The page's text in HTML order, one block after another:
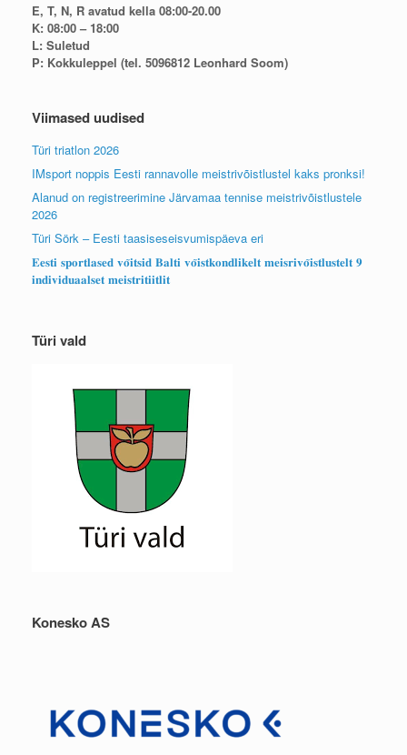
E, T, N, R avatud kella 08:00-20.00
K: 08:00 – 18:00
L: Suletud
P: Kokkuleppel (tel. 5096812 Leonhard Soom)
Viimased uudised
Türi triatlon 2026
IMsport noppis Eesti rannavolle meistrivõistlustel kaks pronksi!
Alanud on registreerimine Järvamaa tennise meistrivõistlustele
2026
Türi Sörk – Eesti taasiseseisvumispäeva eri
𝐄𝐞𝐬𝐭𝐢 𝐬𝐩𝐨𝐫𝐭𝐥𝐚𝐬𝐞𝐝 𝐯𝐨̃𝐢𝐭𝐬𝐢𝐝 𝐁𝐚𝐥𝐭𝐢 𝐯𝐨̃𝐢𝐬𝐭𝐤𝐨𝐧𝐝𝐥𝐢𝐤𝐞𝐥𝐭 𝐦𝐞𝐢𝐬𝐫𝐢𝐯𝐨̃𝐢𝐬𝐭𝐥𝐮𝐬𝐭𝐞𝐥𝐭 𝟗
𝐢𝐧𝐝𝐢𝐯𝐢𝐝𝐮𝐚𝐚𝐥𝐬𝐞𝐭 𝐦𝐞𝐢𝐬𝐭𝐫𝐢𝐭𝐢𝐢𝐭𝐥𝐢𝐭
Türi vald
Konesko AS